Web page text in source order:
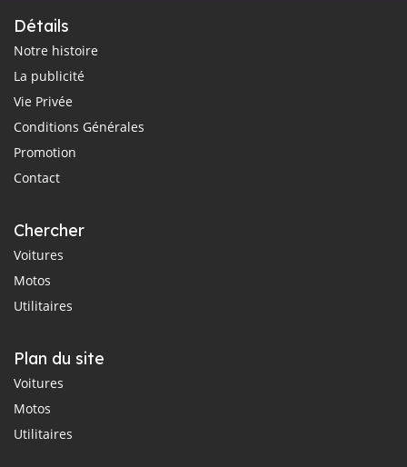
Détails
Notre histoire
La publicité
Vie Privée
Conditions Générales
Promotion
Contact
Chercher
Voitures
Motos
Utilitaires
Plan du site
Voitures
Motos
Utilitaires